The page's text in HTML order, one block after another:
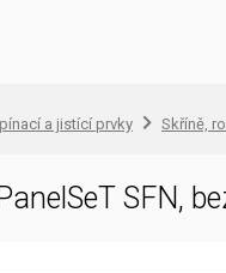
a jistící prvky Skříně,
SFN,